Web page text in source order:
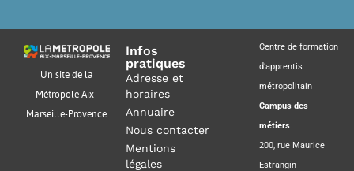
Un site de la
Métropole Aix-
Marseille-Provence
Infos
pratiques
Adresse et
horaires
Annuaire
Nous contacter
Mentions
légales
Centre de formation
d’apprentis
métropolitain
Campus des
métiers
200, rue Maurice
Estrangin